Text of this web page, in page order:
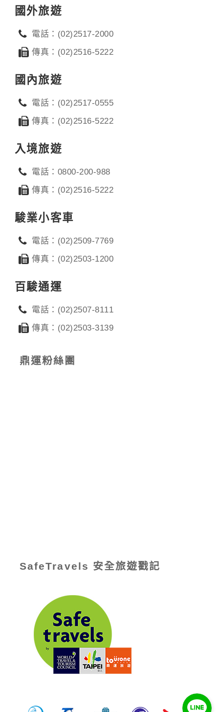
國外旅遊
電話：(02)2517-2000
傳真：(02)2516-5222
國內旅遊
電話：(02)2517-0555
傳真：(02)2516-5222
入境旅遊
電話：0800-200-988
傳真：(02)2516-5222
駿業小客車
電話：(02)2509-7769
傳真：(02)2503-1200
百駿通運
電話：(02)2507-8111
傳真：(02)2503-3139
鼎運粉絲團
SafeTravels 安全旅遊戳記